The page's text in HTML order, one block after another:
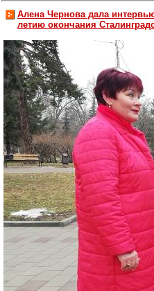
Алена Чернова дала
летию окончания